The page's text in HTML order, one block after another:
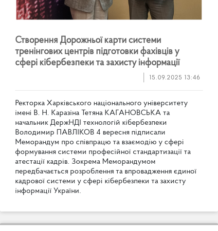
Створення Дорожньої карти системи
тренінгових центрів підготовки фахівців у
сфері кібербезпеки та захисту інформації
15.09.2025 13:46
Ректорка Харківського національного університету
імені В. Н. Каразіна етяна КА АНОВСЬКА та
начальник ДержНД технологій кібербезпеки
Володимир АВЛ КОВ 4 вересня підписали
Меморандум про співпрацю та взаємодію у сфері
формування системи професійної стандартизації та
атестації кадрів. Зокрема Меморандумом
передбачається розроблення та впровадження єдиної
кадрової системи у сфері кібербезпеки та захисту
інформації України.